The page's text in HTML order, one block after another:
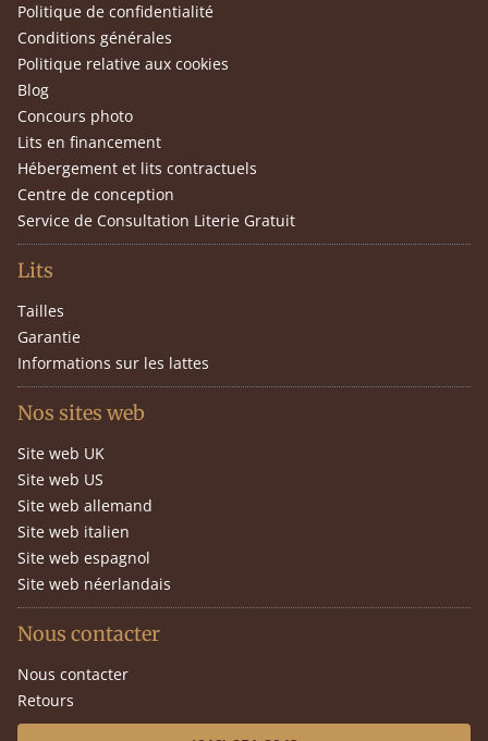
Politique de confidentialité
Conditions générales
Politique relative aux cookies
Blog
Concours photo
Lits en financement
Hébergement et lits contractuels
Centre de conception
Service de Consultation Literie Gratuit
Lits
Tailles
Garantie
Informations sur les lattes
Nos sites web
Site web UK
Site web US
Site web allemand
Site web italien
Site web espagnol
Site web néerlandais
Nous contacter
Nous contacter
Retours